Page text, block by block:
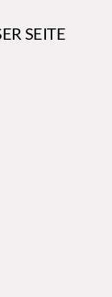
SEITE